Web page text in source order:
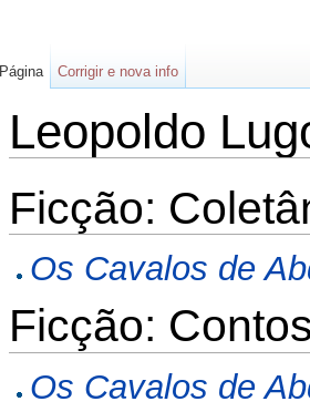
Leopoldo
Ficção:
Os Cavalos de
Ficção:
Os Cavalos de
Página Corrigir e nova info